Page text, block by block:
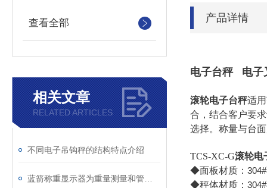
查看全部
相关文章
RELATED ARTICLES
不同电子吊钩秤的结构特点介绍
产品详情
电子台秤 电子
滚轮电子台秤适
合，结合客户要
选择。称量与台
TCS-XC-G滚轮电
◆面板材质： 304#
◆秤体材质： 304#